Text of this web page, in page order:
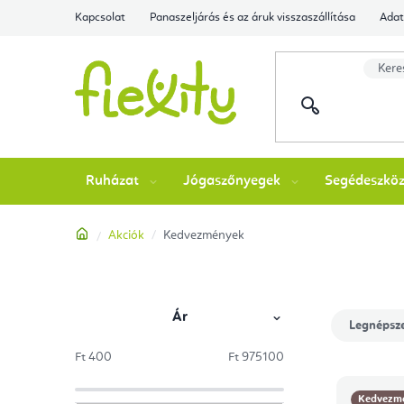
Kapcsolat Panaszeljárás és az áruk visszaszállítása
Ruházat Jógaszőnyegek
Kezdőlap
Akciók Kedvezmények
l
d
Ár
Ft 400 Ft 975100